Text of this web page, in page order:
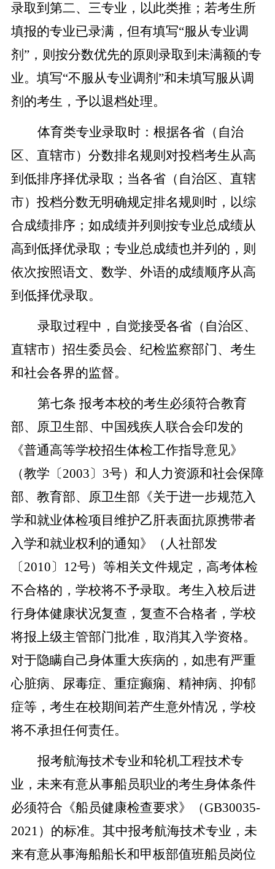
录取到第二、三专业，以此类推；若考生所
填报的专业已录满，但有填写“服从专业调
剂”，则按分数优先的原则录取到未满额的专
业。填写“不服从专业调剂”和未填写服从调
剂的考生，予以退档处理。
体育类专业录取时：根据各省（自治
区、直辖市）分数排名规则对投档考生从高
到低排序择优录取；当各省（自治区、直辖
市）投档分数无明确规定排名规则时，以综
合成绩排序；如成绩并列则按专业总成绩从
高到低择优录取；专业总成绩也并列的，则
依次按照语文、数学、外语的成绩顺序从高
到低择优录取。
录取过程中，自觉接受各省（自治区、
直辖市）招生委员会、纪检监察部门、考生
和社会各界的监督。
第七条 报考本校的考生必须符合教育
部、原卫生部、中国残疾人联合会印发的
《普通高等学校招生体检工作指导意见》
（教学〔2003〕 3号）和人力资源和社会保障
部、教育部、原卫生部《关于进一步规范入
学和就业体检项目维护乙肝表面抗原携带者
入学和就业权利的通知》（人社部发
〔2010〕 12号）等相关文件规定，高考体检
不合格的，学校将不予录取。考生入校后进
行身体健康状况复查，复查不合格者，学校
将报上级主管部门批准，取消其入学资格。
对于隐瞒自己身体重大疾病的，如患有严重
心脏病、尿毒症、重症癫痫、精神病、抑郁
症等，考生在校期间若产生意外情况，学校
将不承担任何责任。
报考航海技术专业和轮机工程技术专
业，未来有意从事船员职业的考生身体条件
必须符合《船员健康检查要求》（GB30035-
2021 ）的标准。其中报考航海技术专业，未
来有意从事海船船长和甲板部值班船员岗位